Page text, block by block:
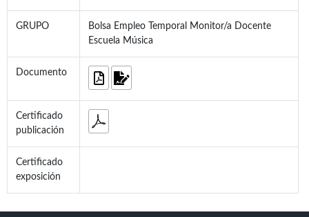
GRUPO
Bolsa Empleo Temporal Monitor/a Docente
Escuela Música
Documento
Certificado
publicación
Certificado
exposición